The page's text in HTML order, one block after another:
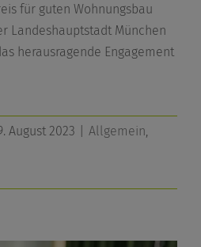
für guten Wohnungsbau
Landeshauptstadt München
herausragende Engagement
August 2023 Allgemein,